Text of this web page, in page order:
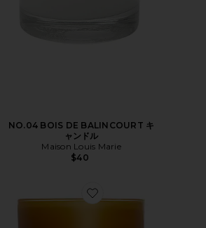
NO.04 BOIS DE BALINCOURT キ
ャンドル
Maison Louis Marie
$40
Favorite BRALESS キャンドル